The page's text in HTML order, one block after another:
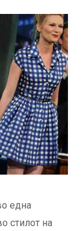
една
стилот на